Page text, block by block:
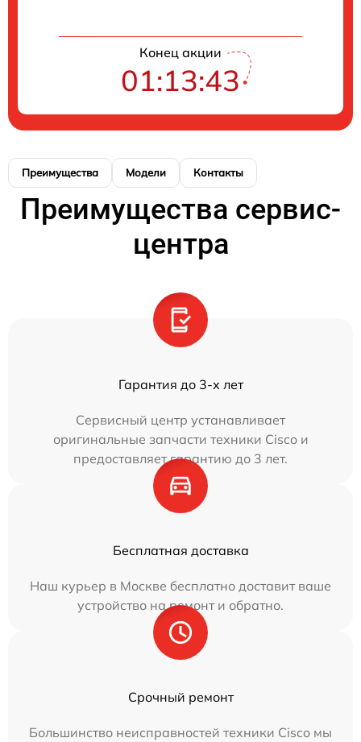
Конец акции
01:13:43
Преимущества Модели Контакты
Преимущества сервис-
центра
Гарантия до 3-х лет
Сервисный центр устанавливает
оригинальные запчасти техники Cisco и
предоставляет гарантию до 3 лет.
Бесплатная доставка
Наш курьер в Москве бесплатно доставит ваше
устройство на ремонт и обратно.
Срочный ремонт
Большинство неисправностей техники Cisco мы